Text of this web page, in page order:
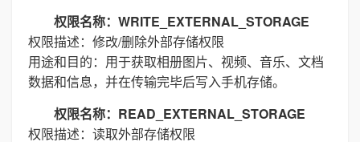
权限名称：WRITE_EXTERNAL_STORAGE
权限描述：修改/删除外部存储权限
用途和目的：用于获取相册图片、视频、音乐、文档
数据和信息，并在传输完毕后写入手机存储。
权限名称：READ_EXTERNAL_STORAGE
权限描述：读取外部存储权限